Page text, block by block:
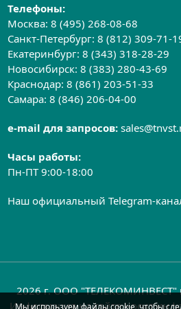
Телефоны:
Москва:8 (495) 268-08-68
Санкт-Петербург:8 (812) 309-71-
Екатеринбург:8 (343) 318-28-29
Новосибирск:8 (383) 280-43-69
Краснодар:8 (861) 203-51-33
Самара:8 (846) 206-04-00
e-mail для запросов:
Часы работы:
Пн-ПТ 9:00-18:00
Наш официальный Telegram-
2026 г. ООО "ТЕЛЕКОМИНВЕСТ"
Информация на сайте носит
Мы используем файлы cookie, чтобы